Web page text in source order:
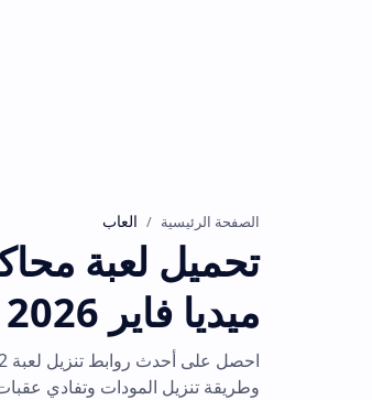
العاب
ميديا فاير 2026
وطريقة تنزيل المودات وتفادي عقبات شاشة البدء ال